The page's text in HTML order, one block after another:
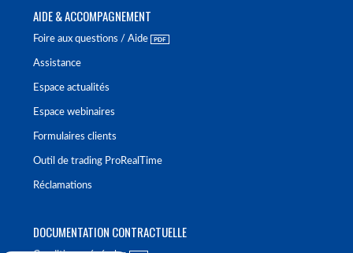
AIDE & ACCOMPAGNEMENT
Foire aux questions / Aide
Assistance
Espace actualités
Espace webinaires
Formulaires clients
Outil de trading ProRealTime
Réclamations
DOCUMENTATION CONTRACTUELLE